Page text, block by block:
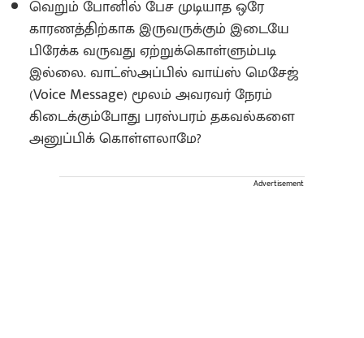
வெறும் போனில் பேச முடியாத ஒரே
காரணத்திற்காக இருவருக்கும் இடையே
பிரேக்க வருவது ஏற்றுக்கொள்ளும்படி
இல்லை. வாட்ஸ்அப்பில் வாய்ஸ் மெசேஜ்
(Voice Message) மூலம் அவரவர் நேரம்
கிடைக்கும்போது பரஸ்பரம் தகவல்களை
அனுப்பிக் கொள்ளலாமே?
Advertisement